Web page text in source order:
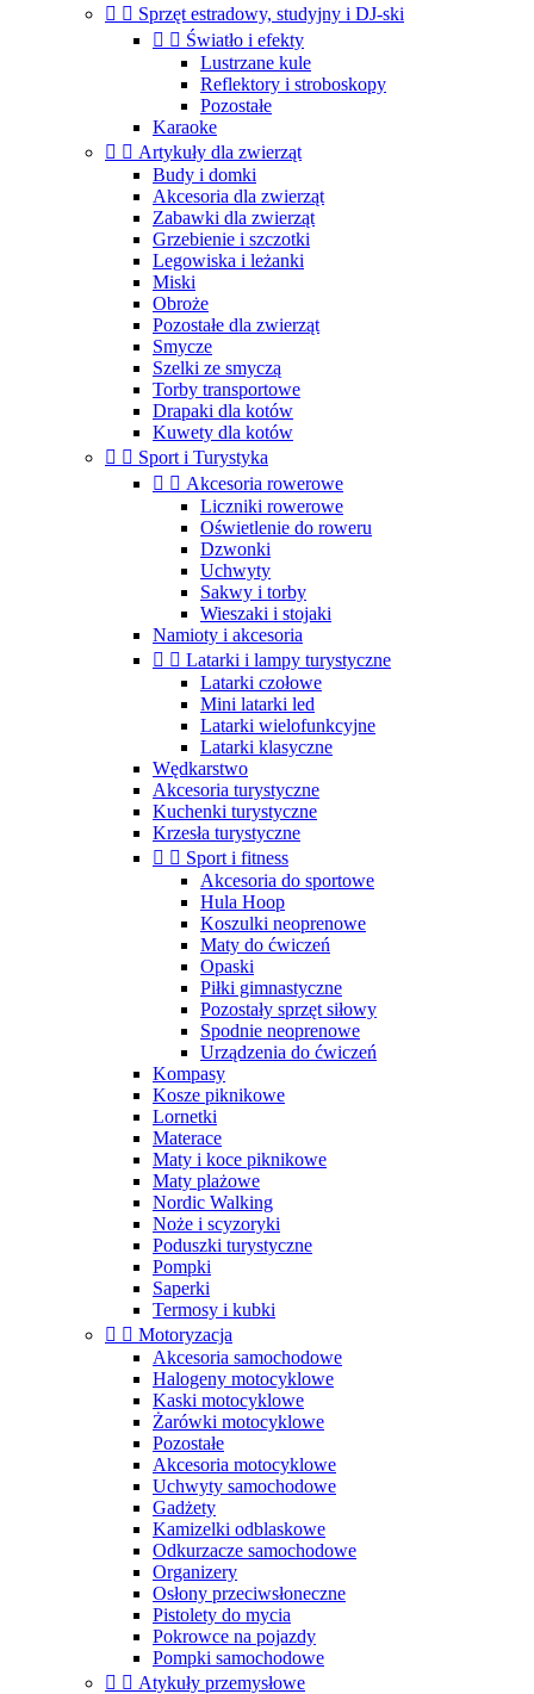
  Sprzęt estradowy, studyjny i DJ-ski
  Światło i efekty
Lustrzane kule
Reflektory i stroboskopy
Pozostałe
Karaoke
  Artykuły dla zwierząt
Budy i domki
Akcesoria dla zwierząt
Zabawki dla zwierząt
Grzebienie i szczotki
Legowiska i leżanki
Miski
Obroże
Pozostałe dla zwierząt
Smycze
Szelki ze smyczą
Torby transportowe
Drapaki dla kotów
Kuwety dla kotów
  Sport i Turystyka
  Akcesoria rowerowe
Liczniki rowerowe
Oświetlenie do roweru
Dzwonki
Uchwyty
Sakwy i torby
Wieszaki i stojaki
Namioty i akcesoria
  Latarki i lampy turystyczne
Latarki czołowe
Mini latarki led
Latarki wielofunkcyjne
Latarki klasyczne
Wędkarstwo
Akcesoria turystyczne
Kuchenki turystyczne
Krzesła turystyczne
  Sport i fitness
Akcesoria do sportowe
Hula Hoop
Koszulki neoprenowe
Maty do ćwiczeń
Opaski
Piłki gimnastyczne
Pozostały sprzęt siłowy
Spodnie neoprenowe
Urządzenia do ćwiczeń
Kompasy
Kosze piknikowe
Lornetki
Materace
Maty i koce piknikowe
Maty plażowe
Nordic Walking
Noże i scyzoryki
Poduszki turystyczne
Pompki
Saperki
Termosy i kubki
  Motoryzacja
Akcesoria samochodowe
Halogeny motocyklowe
Kaski motocyklowe
Żarówki motocyklowe
Pozostałe
Akcesoria motocyklowe
Uchwyty samochodowe
Gadżety
Kamizelki odblaskowe
Odkurzacze samochodowe
Organizery
Osłony przeciwsłoneczne
Pistolety do mycia
Pokrowce na pojazdy
Pompki samochodowe
  Atykuły przemysłowe